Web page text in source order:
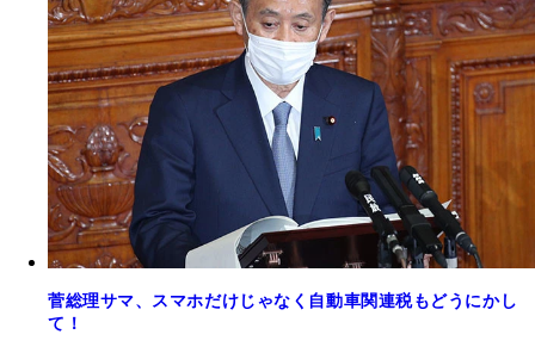
菅総理サマ、スマホだけじゃなく自動車関連税もどうにかし
て！